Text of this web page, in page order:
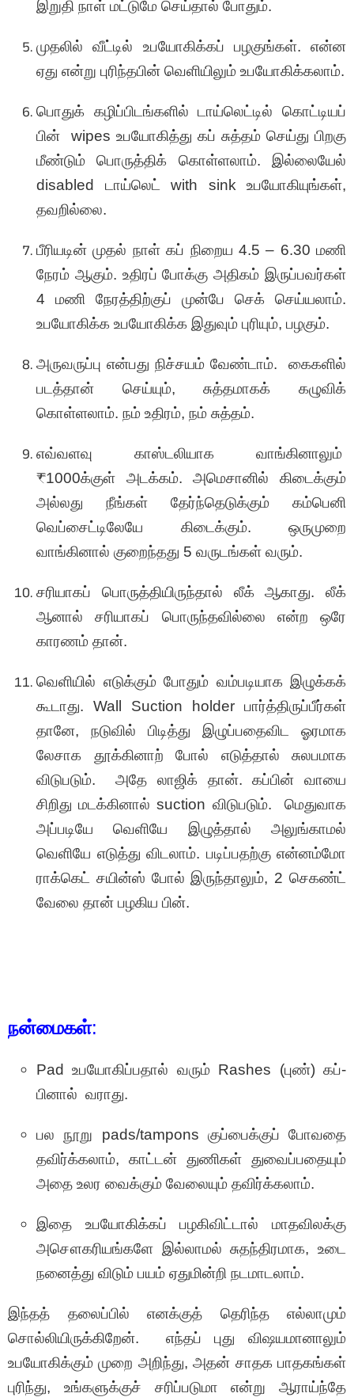
இறுதி நாள் மட்டுமே செய்தால் போதும்.
முதலில் வீட்டில் உபயோகிக்கப் பழகுங்கள். என்ன
ஏது என்று புரிந்தபின் வெளியிலும் உபயோகிக்கலாம்.
பொதுக் கழிப்பிடங்களில் டாய்லெட்டில் கொட்டியப்
பின் wipes உபயோகித்து கப் சுத்தம் செய்து பிறகு
மீண்டும் பொருத்திக் கொள்ளலாம். இல்லையேல்
disabled டாய்லெட் with sink உபயோகியுங்கள்,
தவறில்லை.
பீரியடின் முதல் நாள் கப் நிறைய 4.5 – 6.30 மணி
நேரம் ஆகும். உதிரப் போக்கு அதிகம் இருப்பவர்கள்
4 மணி நேரத்திற்குப் முன்பே செக் செய்யலாம்.
உபயோகிக்க உபயோகிக்க இதுவும் புரியும், பழகும்.
அருவருப்பு என்பது நிச்சயம் வேண்டாம். கைகளில்
படத்தான் செய்யும், சுத்தமாகக் கழுவிக்
கொள்ளலாம். நம் உதிரம், நம் சுத்தம்.
எவ்வளவு காஸ்டலியாக வாங்கினாலும்
₹1000க்குள் அடக்கம். அமெசானில் கிடைக்கும்
அல்லது நீங்கள் தேர்ந்தெடுக்கும் கம்பெனி
வெப்சைட்டிலேயே கிடைக்கும். ஒருமுறை
வாங்கினால் குறைந்தது 5 வருடங்கள் வரும்.
சரியாகப் பொருத்தியிருந்தால் லீக் ஆகாது. லீக்
ஆனால் சரியாகப் பொருந்தவில்லை என்ற ஒரே
காரணம் தான்.
வெளியில் எடுக்கும் போதும் வம்படியாக இழுக்கக்
கூடாது. Wall Suction holder பார்த்திருப்பீர்கள்
தானே, நடுவில் பிடித்து இழுப்பதைவிட ஓரமாக
லேசாக தூக்கினாற் போல் எடுத்தால் சுலபமாக
விடுபடும். அதே லாஜிக் தான். கப்பின் வாயை
சிறிது மடக்கினால் suction விடுபடும். மெதுவாக
அப்படியே வெளியே இழுத்தால் அலுங்காமல்
வெளியே எடுத்து விடலாம். படிப்பதற்கு என்னம்மோ
ராக்கெட் சயின்ஸ் போல் இருந்தாலும், 2 செகண்ட்
வேலை தான் பழகிய பின்.
நன்மைகள்:
Pad உபயோகிப்பதால் வரும் Rashes (புண்) கப்-
பினால் வராது.
பல நூறு pads/tampons குப்பைக்குப் போவதை
தவிர்க்கலாம், காட்டன் துணிகள் துவைப்பதையும்
அதை உலர வைக்கும் வேலையும் தவிர்க்கலாம்.
இதை உபயோகிக்கப் பழகிவிட்டால் மாதவிலக்கு
அசௌகரியங்களே இல்லாமல் சுதந்திரமாக, உடை
நனைத்து விடும் பயம் ஏதுமின்றி நடமாடலாம்.
இந்தத் தலைப்பில் எனக்குத் தெரிந்த எல்லாமும்
சொல்லியிருக்கிறேன். எந்தப் புது விஷயமானாலும்
உபயோகிக்கும் முறை அறிந்து, அதன் சாதக பாதகங்கள்
புரிந்து, உங்களுக்குச் சரிப்படுமா என்று ஆராய்ந்தே